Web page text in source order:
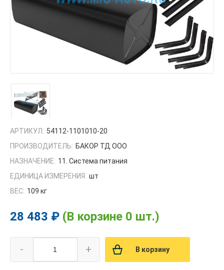
АРТИКУЛ: 54112-1101010-20
ПРОИЗВОДИТЕЛЬ: БАКОР ТД ООО
НАЗНАЧЕНИЕ: 11. Система питания
ЕДИНИЦА ИЗМЕРЕНИЯ: шт
ВЕС: 109 кг
28 483 ₽ (В корзине 0 шт.)
- + В корзину